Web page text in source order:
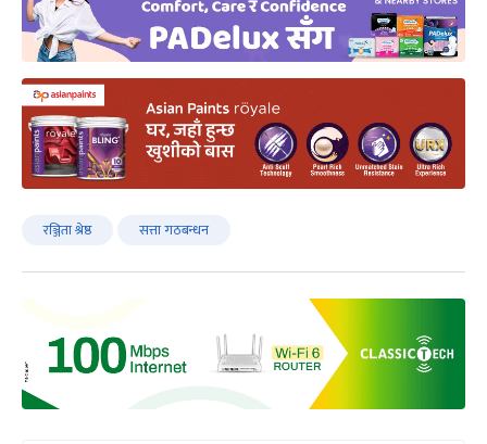
रञ्जिता श्रेष्ठ सत्ता गठबन्धन